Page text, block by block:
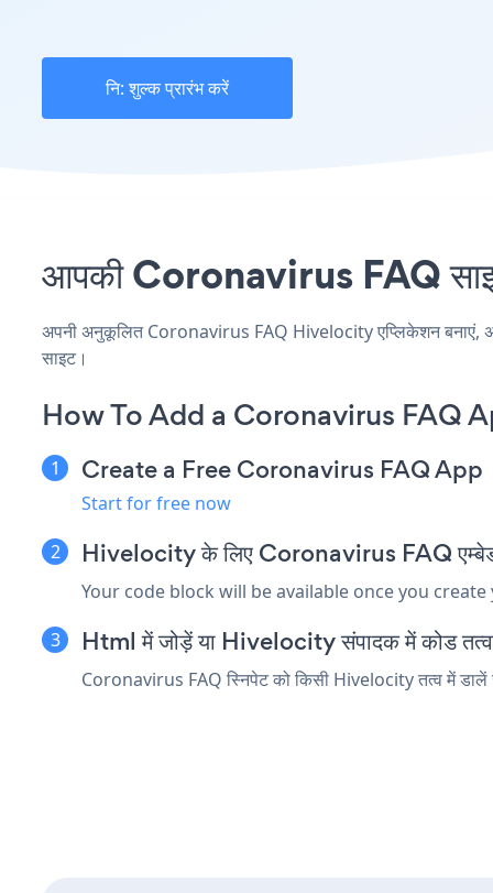
नि: शुल्क प्रारंभ करें
आपकी Coronavirus FAQ
अपनी अनुकूलित Coronavirus FAQ Hivelocity एप्लिकेशन बनाएं,
साइट।
How To Add a Coronavirus FAQ
Create a Free Coronavirus FAQ App
Start for free now
Hivelocity के लिए Coronavirus FAQ एम्बेड
Your code block will be available once you create
Html में जोड़ें या Hivelocity संपादक में कोड
Coronavirus FAQ स्निपेट को किसी Hivelocity तत्व में